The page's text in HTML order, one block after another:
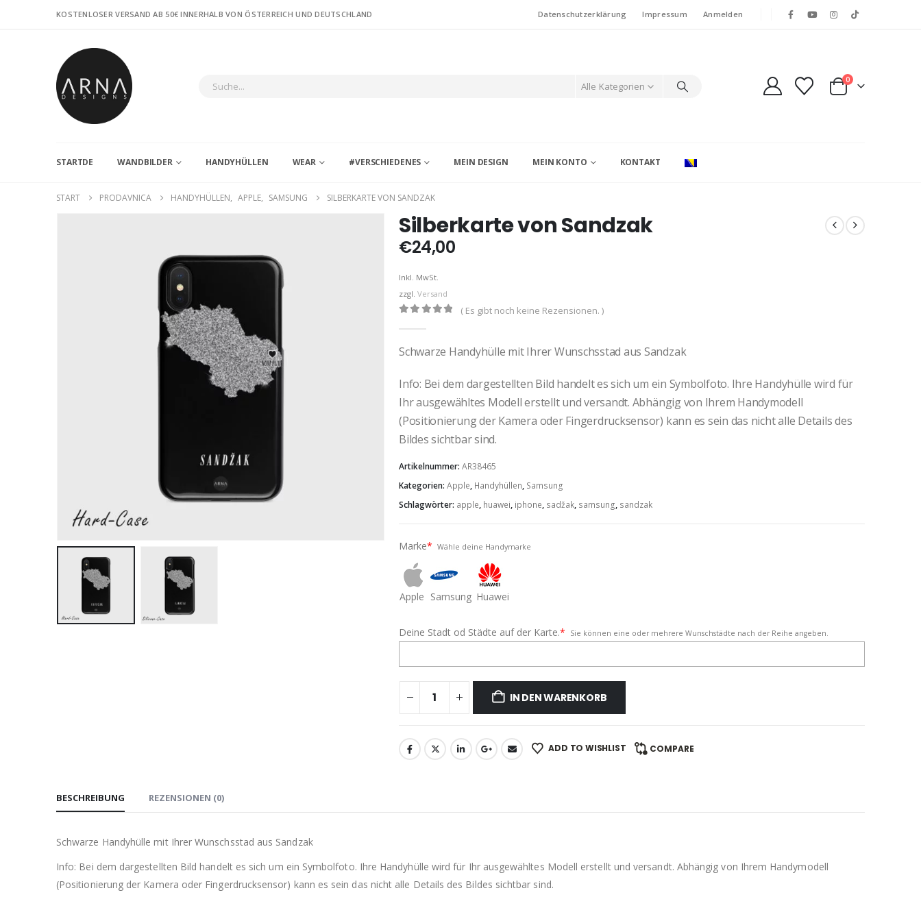
KOSTENLOSER VERSAND AB 50€ INNERHALB VON ÖSTERREICH UND DEUTSCHLAND Datenschutzerklärung Impressum Anmelden
Alle Kategorien
0
STARTDE WANDBILDER HANDYHÜLLEN WEAR #VERSCHIEDENES MEIN DESIGN MEIN KONTO KONTAKT
START PRODAVNICA HANDYHÜLLEN, APPLE, SAMSUNG SILBERKARTE VON SANDZAK
Silberkarte von Sandzak
€24,00
Inkl. MwSt.
zzgl. Versand
( Es gibt noch keine Rezensionen. )
Schwarze Handyhülle mit Ihrer Wunschsstad aus Sandzak
Info: Bei dem dargestellten Bild handelt es sich um ein Symbolfoto. Ihre Handyhülle wird für
Ihr ausgewähltes Modell erstellt und versandt. Abhängig von Ihrem Handymodell
(Positionierung der Kamera oder Fingerdrucksensor) kann es sein das nicht alle Details des
Bildes sichtbar sind.
Artikelnummer: AR38465
Kategorien: Apple, Handyhüllen, Samsung
Schlagwörter: apple, huawei, iphone, sadžak, samsung, sandzak
Marke* Wähle deine Handymarke
Apple Samsung Huawei
Deine Stadt od Städte auf der Karte.* Sie können eine oder mehrere Wunschstädte nach der Reihe angeben.
IN DEN WARENKORB
ADD TO WISHLIST COMPARE
BESCHREIBUNG REZENSIONEN (0)
Schwarze Handyhülle mit Ihrer Wunschsstad aus Sandzak
Info: Bei dem dargestellten Bild handelt es sich um ein Symbolfoto. Ihre Handyhülle wird für Ihr ausgewähltes Modell erstellt und versandt. Abhängig von Ihrem Handymodell
(Positionierung der Kamera oder Fingerdrucksensor) kann es sein das nicht alle Details des Bildes sichtbar sind.